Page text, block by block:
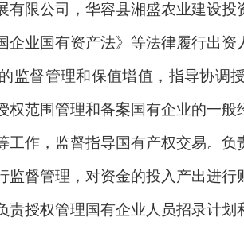
有限公司，华容县湘盛农业建设
业国有资产法》等法律履行出
监督管理和保值增值，指导协调
范围管理和备案国有企业的一
工作，监督指导国有产权交易。
督管理，对资金的投入产出进
授权管理国有企业人员招录计